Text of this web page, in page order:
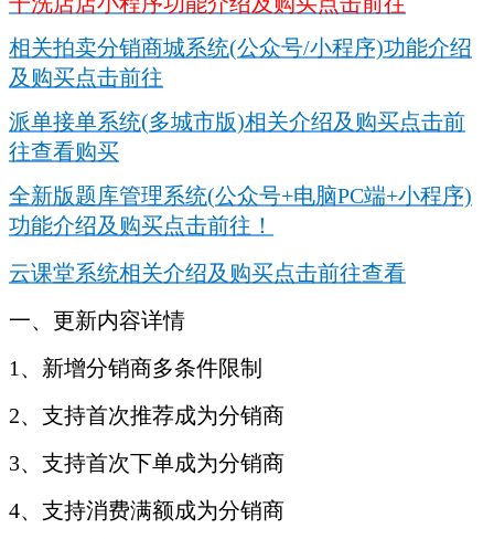
相关拍卖分销商城系统(公众号/小程序)功能介绍
及购买点击前往
派单接单系统(多城市版)相关介绍及购买点击前
往查看购买
全新版题库管理系统(公众号+电脑PC端+小程序)
功能介绍及购买点击前往！
云课堂系统相关介绍及购买点击前往查看
一、更新内容详情
1、新增分销商多条件限制
2、支持首次推荐成为分销商
3、支持首次下单成为分销商
4、支持消费满额成为分销商